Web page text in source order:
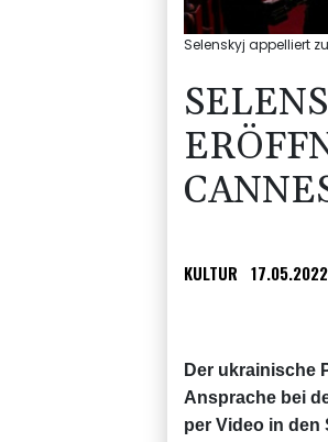
Selenskyj appelliert
KULTUR 17.05.2022
Der ukrainische
Ansprache bei
per Video in den